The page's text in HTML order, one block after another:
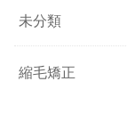
未分類
縮毛矯正